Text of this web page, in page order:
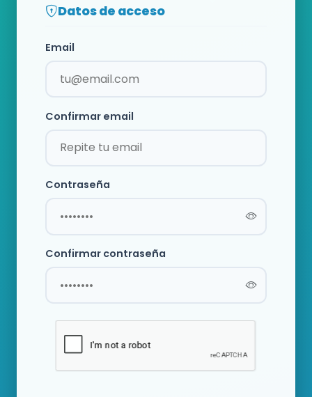
Datos de acceso
Email
Confirmar email
Contraseña
Confirmar contraseña